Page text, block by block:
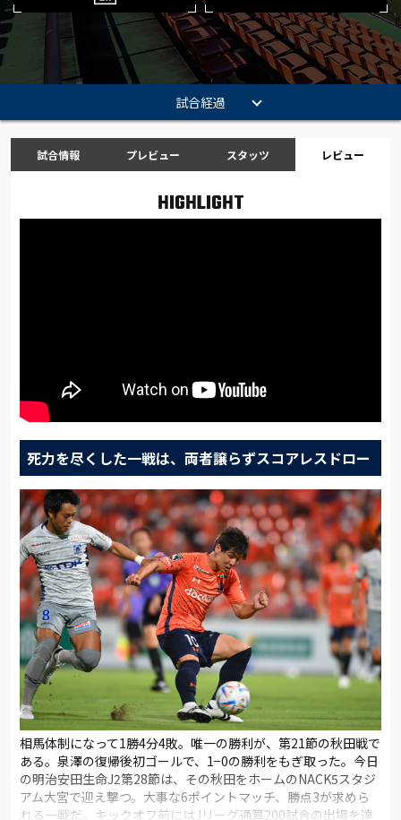
試合経過
試合情報 プレビュー スタッツ レビュー
HIGHLIGHT
死力を尽くした一戦は、両者譲らずスコアレスドロー
相馬体制になって1勝4分4敗。唯一の勝利が、第21節の秋田戦で
ある。泉澤の復帰後初ゴールで、1−0の勝利をもぎ取った。今日
の明治安田生命J2第28節は、その秋田をホームのNACK5スタジ
アム大宮で迎え撃つ。大事な6ポイントマッチ、勝点3が求めら
れる一戦だ。キックオフ前にはJリーグ通算200試合の出場を達